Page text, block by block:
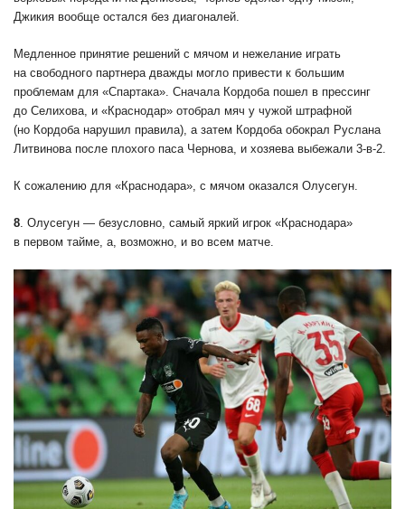
Джикия вообще остался без диагоналей.
Медленное принятие решений с мячом и нежелание играть
на свободного партнера дважды могло привести к большим
проблемам для «Спартака». Сначала Кордоба пошел в прессинг
до Селихова, и «Краснодар» отобрал мяч у чужой штрафной
(но Кордоба нарушил правила), а затем Кордоба обокрал Руслана
Литвинова после плохого паса Чернова, и хозяева выбежали 3-в-2.
К сожалению для «Краснодара», с мячом оказался Олусегун.
8. Олусегун — безусловно, самый яркий игрок «Краснодара»
в первом тайме, а, возможно, и во всем матче.